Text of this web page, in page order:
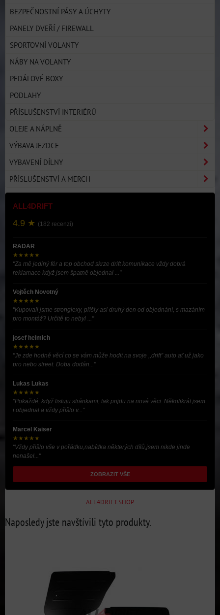
BEZPEČNOSTNÍ PÁSY A ÚCHYTY
PANELY DVEŘÍ / FIREWALL
SPORTOVNÍ VOLANTY
NÁBY NA VOLANTY
PEDÁLOVÉ BOXY
PODLAHY
PŘÍSLUŠENSTVÍ INTERIÉRŮ
OLEJE A NÁPLNĚ
VÝBAVA JEZDCE
VYBAVENÍ DÍLNY
PŘÍSLUŠENSTVÍ A MERCH
ALL4DRIFT
4.9 ★ (182 recenzí)
RADAR
★★★★★
"Za mě jediný fér a top obchod skrze drift komunikace vždy dobrá
reklamace když jsem špatně objednal ..."
Vojtěch Novotný
★★★★★
"Kupovali jsme stronglexy, přišly asi druhý den od objednání, s mazáním
pro montáž? Určitě to nebyl ..."
josef helmich
★★★★★
"Je zde hodně věcí co se vám může hodit na svoje ,,drift” auto ať už jako
pro nebo street. Doba dodán..."
Lukas Lukas
★★★★★
"Pokaždé, když listuju stránkami, tak prijdu na nové věci. Několikrát jsem
i objednal a vždy přišlo v..."
Marcel Kaiser
★★★★★
"Vždy přišlo vše v pořádku,nabídka některých dílů,jsem nikde jinde
nenašel..."
ZOBRAZIT VŠE
ALL4DRIFT.SHOP
Naposledy jste navštívili tyto produkty.